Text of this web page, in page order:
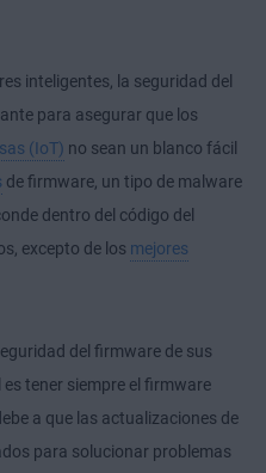
inteligentes, la seguridad del
para asegurar que los
(IoT) no sean un blanco fácil
de firmware, un tipo de malware
dentro del código del
excepto de los mejores
del firmware de sus
tener siempre el firmware
a que las actualizaciones de
para solucionar problemas